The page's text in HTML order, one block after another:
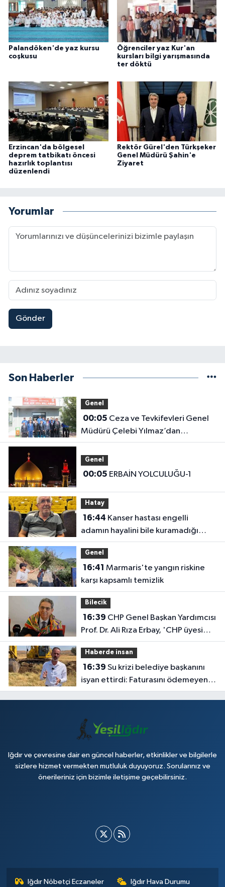
Palandöken'de yaz kursu
coşkusu
Öğrenciler yaz Kur'an
kursları bilgi yarışmasında
ter döktü
Erzincan'da bölgesel
deprem tatbikatı öncesi
hazırlık toplantısı
düzenlendi
Rektör Gürel'den Türkşeker
Genel Müdürü Şahin'e
Ziyaret
Yorumlar
Gönder
Son Haberler
Genel
00:05
Müdürü Çelebi Yılmaz’dan
Iğdır’daki Kurumlara Ziyaret ve
Üretim İncelemesi
Genel
00:05 ERBAİN YOLCULUĞU-1
Hatay
16:44
adamın hayalini bile kuramadığı
evine kavuşunca döktüğü gözyaşı
duygulandırdı
Genel
16:41
karşı kapsamlı temizlik
Bilecik
16:39
Prof. Dr. Ali Rıza Erbay, 'CHP üyesi
olmak inanç ister, emek ister, yürek
ister'
Haberde insan
16:39
isyan ettirdi: Faturasını ödemeyen
vatandaşlara böyle seslendi
Iğdır ve çevresine dair en güncel haberler, etkinlikler ve bilgilerle
sizlere hizmet vermekten mutluluk duyuyoruz. Sorularınız ve
önerileriniz için bizimle iletişime geçebilirsiniz.
Iğdır Nöbetçi Eczaneler Iğdır Hava Durumu